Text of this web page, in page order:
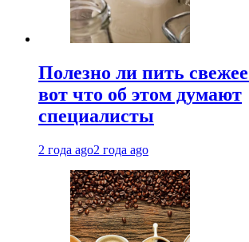
Полезно ли пить
вот что об этом думают
специалисты
2 года ago2 года ago